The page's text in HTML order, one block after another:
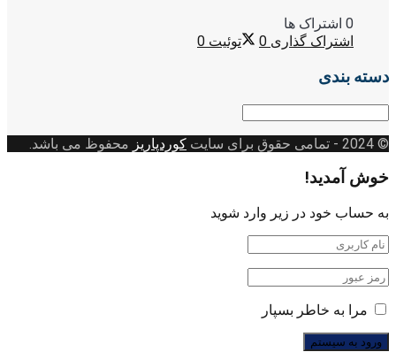
0 اشتراک ها
اشتراک گذاری 0 توئیت 0
دسته بندی
دسته
© 2024
- تمامی حقوق برای سایت کوردپاریز محفوظ می باشد.
خوش آمدید!
به حساب خود در زیر وارد شوید
مرا به خاطر بسپار